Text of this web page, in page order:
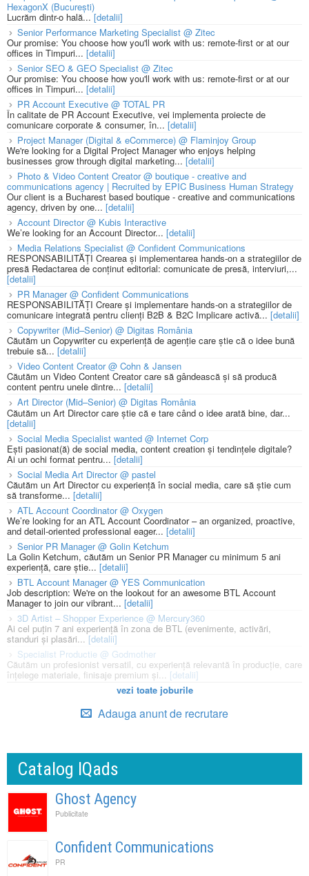
HexagonX (București)
Lucrăm dintr-o hală...[detalii]
Senior Performance Marketing Specialist @ Zitec
Our promise: You choose how you'll work with us: remote-first or at our
offices in Timpuri... [detalii]
Senior SEO & GEO Specialist @ Zitec
Our promise: You choose how you'll work with us: remote-first or at our
offices in Timpuri... [detalii]
PR Account Executive @ TOTAL PR
În calitate de PR Account Executive, vei implementa proiecte de
comunicare corporate & consumer, în... [detalii]
Project Manager (Digital & eCommerce) @ Flaminjoy Group
We're looking for a Digital Project Manager who enjoys helping
businesses grow through digital marketing... [detalii]
Photo & Video Content Creator @ boutique - creative and
communications agency | Recruited by EPIC Business Human Strategy
Our client is a Bucharest based boutique - creative and communications
agency, driven by one... [detalii]
Account Director @ Kubis Interactive
We’re looking for an Account Director... [detalii]
Media Relations Specialist @ Confident Communications
RESPONSABILITĂȚI Crearea și implementarea hands-on a strategiilor de
presă Redactarea de conținut editorial: comunicate de presă, interviuri,...
[detalii]
PR Manager @ Confident Communications
RESPONSABILITĂȚI Creare și implementare hands-on a strategiilor de
comunicare integrată pentru clienți B2B & B2C Implicare activă... [detalii]
Copywriter (Mid–Senior) @ Digitas România
Căutăm un Copywriter cu experiență de agenție care știe că o idee bună
trebuie să... [detalii]
Video Content Creator @ Cohn & Jansen
Căutăm un Video Content Creator care să gândească și să producă
content pentru unele dintre... [detalii]
Art Director (Mid–Senior) @ Digitas România
Căutăm un Art Director care știe că e tare când o idee arată bine, dar...
[detalii]
Social Media Specialist wanted @ Internet Corp
Ești pasionat(ă) de social media, content creation și tendințele digitale?
Ai un ochi format pentru... [detalii]
Social Media Art Director @ pastel
Căutăm un Art Director cu experiență în social media, care să știe cum
să transforme... [detalii]
ATL Account Coordinator @ Oxygen
We’re looking for an ATL Account Coordinator – an organized, proactive,
and detail-oriented professional eager... [detalii]
Senior PR Manager @ Golin Ketchum
La Golin Ketchum, căutăm un Senior PR Manager cu minimum 5 ani
experiență, care știe... [detalii]
BTL Account Manager @ YES Communication
Job description: We're on the lookout for an awesome BTL Account
Manager to join our vibrant... [detalii]
3D Artist – Shopper Experience @ Mercury360
Ai cel puțin 7 ani experiență în zona de BTL (evenimente, activări,
standuri și plasări...[detalii]
Specialist Productie @ Godmother
Căutăm un profesionist versatil, cu experiență relevantă în producție, care
înțelege materiale, finisaje premium și... [detalii]
vezi toate joburile
Adauga anunt de recrutare
Catalog IQads
Ghost Agency
Publicitate
Confident Communications
PR